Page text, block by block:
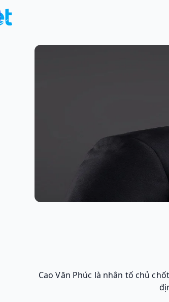
Cao Văn Phúc là nhân tố chủ